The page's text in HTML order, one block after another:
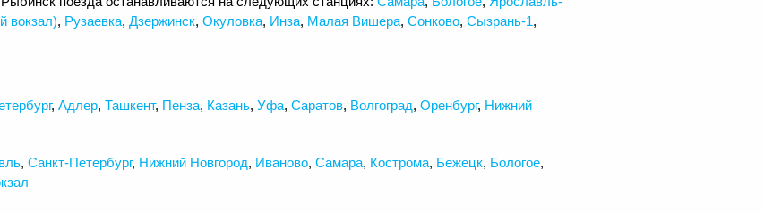
вокзал), Рузаевка, Дзержинск, Окуловка, Инза, Малая Вишера, Сонково, Сызрань-1,
, Адлер, Ташкент, Пенза, Казань, Уфа, Саратов, Волгоград, Оренбург, Нижний
, Санкт-Петербург, Нижний Новгород, Иваново, Самара, Кострома, Бежецк, Бологое,